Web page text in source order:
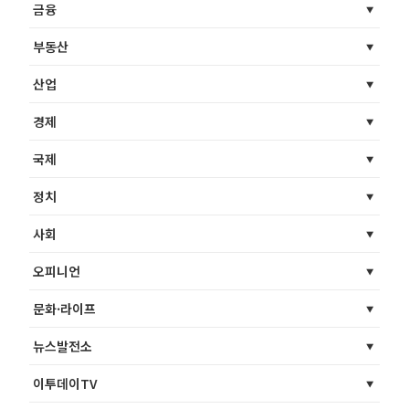
금융
부동산
산업
경제
국제
정치
사회
오피니언
문화·라이프
뉴스발전소
이투데이TV